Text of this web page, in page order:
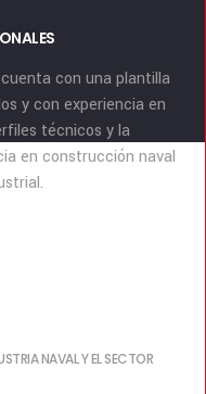
con una plantilla
y con experiencia en
técnicos y la
en construcción naval
NAVAL Y EL SECTOR